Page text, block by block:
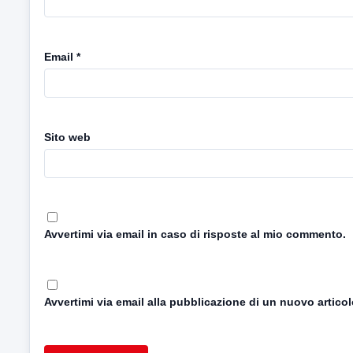
Email *
Sito web
Avvertimi via email in caso di risposte al mio commento.
Avvertimi via email alla pubblicazione di un nuovo